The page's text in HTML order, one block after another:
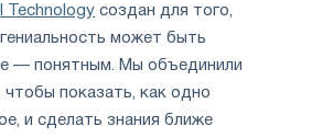
Technology создан для того,
может быть
— понятным. Мы объединили
чтобы показать, как одно
и сделать знания ближе